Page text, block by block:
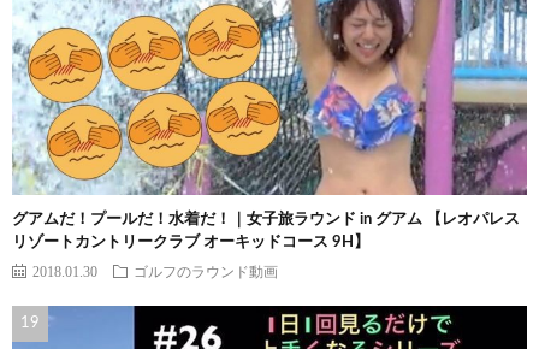
グアムだ！プールだ！水着だ！｜女子旅ラウンド in グアム 【レオパレス
リゾートカントリークラブ オーキッドコース 9H】
2018.01.30 ゴルフのラウンド動画